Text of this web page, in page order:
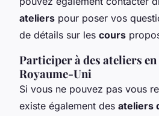
ateliers pour poser vos
de détails sur les cours
Participer à des ateliers en
Royaume-Uni
Si vous ne pouvez pas vous
existe également des ateliers